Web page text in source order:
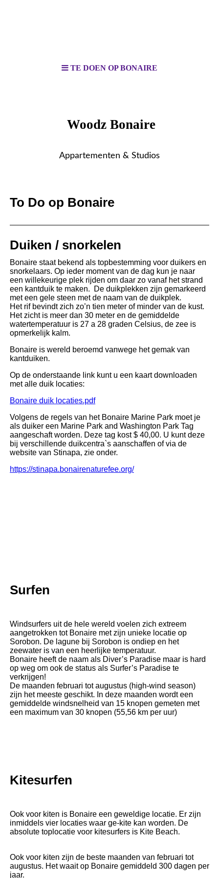
TE DOEN OP BONAIRE
Woodz Bonaire
Appartementen & Studios
To Do op Bonaire
Duiken / snorkelen
Bonaire staat bekend als topbestemming voor duikers en
snorkelaars. Op ieder moment van de dag kun je naar
een willekeurige plek rijden om daar zo vanaf het strand
een kantduik te maken. De duikplekken zijn gemarkeerd
met een gele steen met de naam van de duikplek.
Het rif bevindt zich zo’n tien meter of minder van de kust.
Het zicht is meer dan 30 meter en de gemiddelde
watertemperatuur is 27 a 28 graden Celsius, de zee is
opmerkelijk kalm.
Bonaire is wereld beroemd vanwege het gemak van
kantduiken.
Op de onderstaande link kunt u een kaart downloaden
met alle duik locaties:
Bonaire duik locaties.pdf
Volgens de regels van het Bonaire Marine Park moet je
als duiker een Marine Park and Washington Park Tag
aangeschaft worden. Deze tag kost $ 40,00. U kunt deze
bij verschillende duikcentra`s aanschaffen of via de
website van Stinapa, zie onder.
https://stinapa.bonairenaturefee.org/
Surfen
Windsurfers uit de hele wereld voelen zich extreem
aangetrokken tot Bonaire met zijn unieke locatie op
Sorobon. De lagune bij Sorobon is ondiep en het
zeewater is van een heerlijke temperatuur.
Bonaire heeft de naam als Diver’s Paradise maar is hard
op weg om ook de status als Surfer’s Paradise te
verkrijgen!
De maanden februari tot augustus (high-wind season)
zijn het meeste geschikt. In deze maanden wordt een
gemiddelde windsnelheid van 15 knopen gemeten met
een maximum van 30 knopen (55,56 km per uur)
Kitesurfen
Ook voor kiten is Bonaire een geweldige locatie. Er zijn
inmiddels vier locaties waar ge-kite kan worden. De
absolute toplocatie voor kitesurfers is Kite Beach.
Ook voor kiten zijn de beste maanden van februari tot
augustus. Het waait op Bonaire gemiddeld 300 dagen per
jaar.